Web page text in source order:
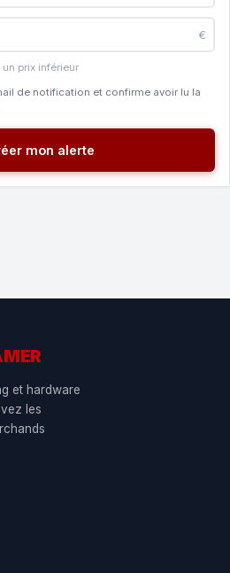
€
prix inférieur
de notification et confirme avoir lu la
mon alerte
et hardware
les